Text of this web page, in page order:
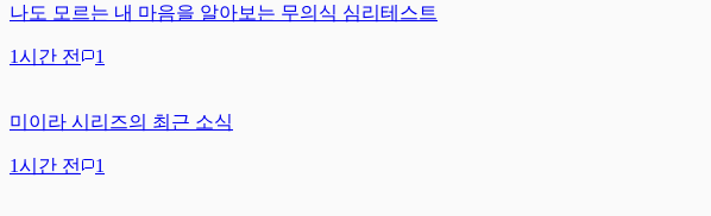
나도 모르는 내 마음을 알아보는 무의식 심리테스트
1시간 전 1
미이라 시리즈의 최근 소식
1시간 전 1